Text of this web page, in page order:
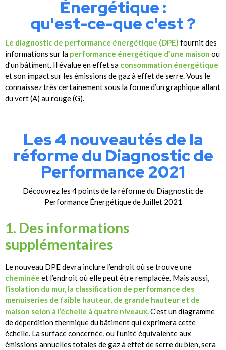
Énergétique :
qu'est-ce-que c'est ?
Le diagnostic de performance énergétique (DPE) fournit des
informations sur la performance énergétique d’une maison ou
d’un bâtiment. Il évalue en effet sa consommation énergétique
et son impact sur les émissions de gaz à effet de serre. Vous le
connaissez très certainement sous la forme d’un graphique allant
du vert (A) au rouge (G).
Les 4 nouveautés de la
réforme du Diagnostic de
Performance 2021
Découvrez les 4 points de la réforme du Diagnostic de
Performance Énergétique de Juillet 2021
1. Des informations
supplémentaires
Le nouveau DPE devra inclure l’endroit où se trouve une
cheminée et l’endroit où elle peut être remplacée. Mais aussi,
l’isolation du mur, la classification de performance des
menuiseries de faible hauteur, de grande hauteur et de
maison selon à l’échelle à quatre niveaux.C’est un diagramme
de déperdition thermique du bâtiment qui exprimera cette
échelle. La surface concernée, ou l’unité équivalente aux
émissions annuelles totales de gaz à effet de serre du bien, sera